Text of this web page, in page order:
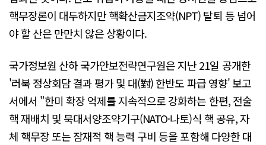
핵무장론이 대두하지만 핵확산금지조약(NPT) 탈퇴 등 넘어
야 할 산은 만만치 않은 상황이다.
국가정보원 산하 국가안보전략연구원은 지난 21일 공개한
'러북 정상회담 결과 평가 및 대(對) 한반도 파급 영향' 보고
서에서 "한미 확장 억제를 지속적으로 강화하는 한편, 전술
핵 재배치 및 북대서양조약기구(NATO·나토)식 핵 공유, 자
체 핵무장 또는 잠재적 핵 능력 구비 등을 포함해 다양한 대